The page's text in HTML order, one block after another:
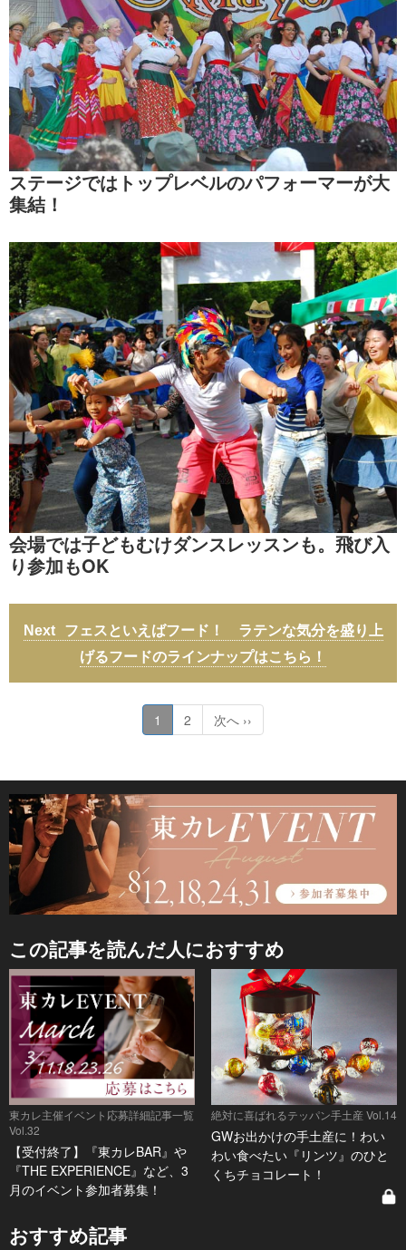
ステージではトップレベルのパフォーマーが大
集結！
会場では子どもむけダンスレッスンも。飛び入
り参加もOK
フェスといえばフード！ ラテンな気分を盛り上
げるフードのラインナップはこちら！
1 2 次へ ››
この記事を読んだ人におすすめ
東カレ主催イベント応募詳細記事一覧
Vol.32
【受付終了】『東カレBAR』や
『THE EXPERIENCE』など、3
月のイベント参加者募集！
絶対に喜ばれるテッパン手土産 Vol.14
GWお出かけの手土産に！わい
わい食べたい『リンツ』のひと
くちチョコレート！
おすすめ記事